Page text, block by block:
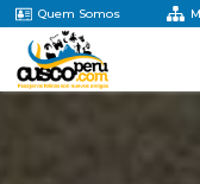
Quem Somos